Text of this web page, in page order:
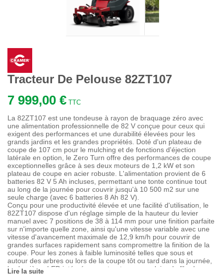
Tracteur De Pelouse 82ZT107
7 999,00 € TTC
La 82ZT107 est une tondeuse à rayon de braquage zéro avec
une alimentation professionnelle de 82 V conçue pour ceux qui
exigent des performances et une durabilité élevées pour les
grands jardins et les grandes propriétés. Doté d'un plateau de
coupe de 107 cm pour le mulching et de fonctions d'éjection
latérale en option, le Zero Turn offre des performances de coupe
exceptionnelles grâce à ses deux moteurs de 1,2 kW et son
plateau de coupe en acier robuste. L'alimentation provient de 6
batteries 82 V 5 Ah incluses, permettant une tonte continue tout
au long de la journée pour couvrir jusqu'à 10 500 m2 sur une
seule charge (avec 6 batteries 8 Ah 82 V).
Conçu pour une productivité élevée et une facilité d'utilisation, le
82ZT107 dispose d'un réglage simple de la hauteur du levier
manuel avec 7 positions de 38 à 114 mm pour une finition parfaite
sur n'importe quelle zone, ainsi qu'une vitesse variable avec une
vitesse d'avancement maximale de 12,9 km/h pour couvrir de
grandes surfaces rapidement sans compromettre la finition de la
coupe. Pour les zones à faible luminosité telles que sous et
autour des arbres ou lors de la coupe tôt ou tard dans la journée,
les lumières LED intégrées montrent une vue claire de l'herbe
Lire la suite